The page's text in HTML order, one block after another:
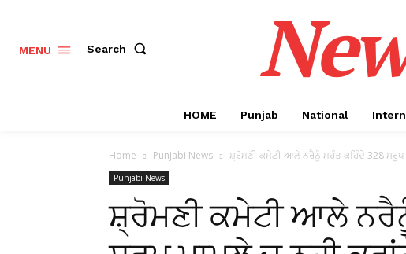
MENU Search
HOME Punjab National
Home Punjabi News ਸ਼੍ਰੋਮਣੀ ਕਮੇਟੀ ਆਲੇ ਨਰੈਨੂੰ ਮਹੰਤ ਕਹਿੰਦੇ 328 ਸਰੂਪ
Punjabi News
ਸ਼੍ਰੋਮਣੀ ਕਮੇਟੀ ਆਲੇ